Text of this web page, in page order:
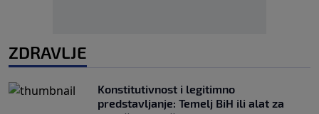
ZDRAVLJE
Konstitutivnost i legitimno
predstavljanje: Temelj BiH ili alat za